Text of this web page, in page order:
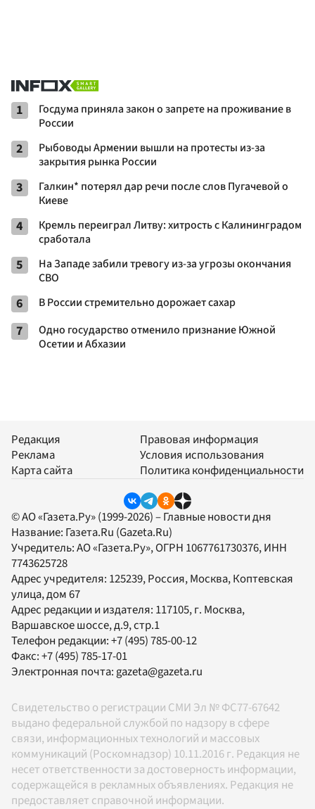
1
Госдума приняла закон о запрете на проживание в
России
2
Рыбоводы Армении вышли на протесты из-за
закрытия рынка России
3
Галкин* потерял дар речи после слов Пугачевой о
Киеве
4
Кремль переиграл Литву: хитрость с Калининградом
сработала
5
На Западе забили тревогу из-за угрозы окончания
СВО
6 В России стремительно дорожает сахар
7
Одно государство отменило признание Южной
Осетии и Абхазии
Редакция
Реклама
Карта сайта
Правовая информация
Условия использования
Политика конфиденциальности
© АО «Газета.Ру» (1999-2026) – Главные новости дня
Название: Газета.Ru (Gazeta.Ru)
Учредитель:АО «Газета.Ру», ОГРН 1067761730376, ИНН
7743625728
Адрес учредителя: 125239, Россия, Москва, Коптевская
улица, дом 67
Адрес редакции и издателя: 117105, г. Москва,
Варшавское шоссе, д.9, стр.1
Телефон редакции:+7 (495) 785-00-12
Факс:+7 (495) 785-17-01
Электронная почта: gazeta@gazeta.ru
Свидетельство о регистрации СМИ Эл № ФС77-67642
выдано федеральной службой по надзору в сфере
связи, информационных технологий и массовых
коммуникаций (Роскомнадзор) 10.11.2016 г. Редакция не
несет ответственности за достоверность информации,
содержащейся в рекламных объявлениях. Редакция не
предоставляет справочной информации.